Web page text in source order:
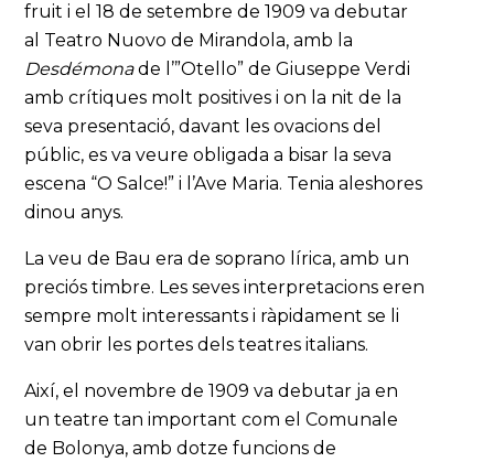
fruit i el 18 de setembre de 1909 va debutar
al Teatro Nuovo de Mirandola, amb la
Desdémonade l’”Otello” de Giuseppe Verdi
amb crítiques molt positives i on la nit de la
seva presentació, davant les ovacions del
públic, es va veure obligada a bisar la seva
escena “O Salce!” i l’Ave Maria. Tenia aleshores
dinou anys.
La veu de Bau era de soprano lírica, amb un
preciós timbre. Les seves interpretacions eren
sempre molt interessants i ràpidament se li
van obrir les portes dels teatres italians.
Així, el novembre de 1909 va debutar ja en
un teatre tan important com el Comunale
de Bolonya, amb dotze funcions de